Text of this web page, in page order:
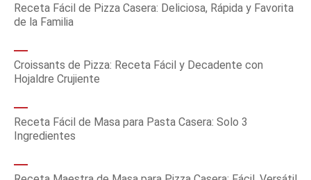
Receta Fácil de Pizza Casera: Deliciosa, Rápida y Favorita
de la Familia
Croissants de Pizza: Receta Fácil y Decadente con
Hojaldre Crujiente
Receta Fácil de Masa para Pasta Casera: Solo 3
Ingredientes